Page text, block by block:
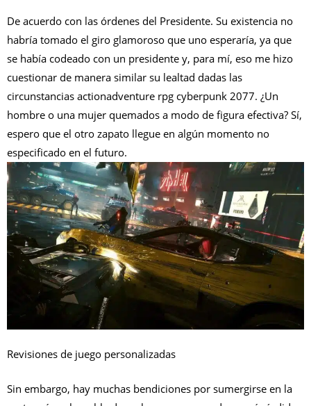
De acuerdo con las órdenes del Presidente. Su existencia no
habría tomado el giro glamoroso que uno esperaría, ya que
se había codeado con un presidente y, para mí, eso me hizo
cuestionar de manera similar su lealtad dadas las
circunstancias actionadventure rpg cyberpunk 2077. ¿Un
hombre o una mujer quemados a modo de figura efectiva? Sí,
espero que el otro zapato llegue en algún momento no
especificado en el futuro.
Revisiones de juego personalizadas
Sin embargo, hay muchas bendiciones por sumergirse en la